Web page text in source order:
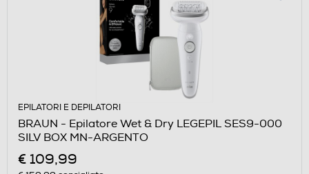
EPILATORI E DEPILATORI
BRAUN - Epilatore Wet & Dry LEGEPIL SES9-000
SILV BOX MN-ARGENTO
€ 109,99